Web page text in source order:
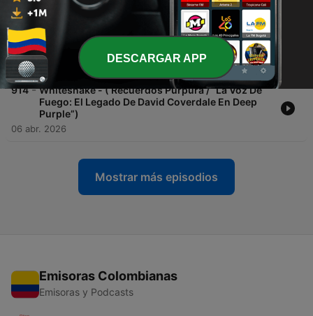
08 abr. 2026
-
Lee Aaron - (La Reina Que Coronó El Heavy Metal
De Los 80)
07 abr. 2026
914 - Whitesnake - ( Recuerdos Purpura / “La Voz De
Fuego: El Legado De David Coverdale En Deep
Purple”)
06 abr. 2026
Mostrar más episodios
Emisoras Colombianas
Emisoras y Podcasts
DESCARGAR APP